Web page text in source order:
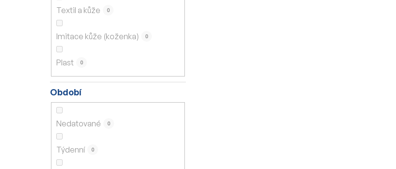
Textil a kůže 0
Imitace kůže (koženka) 0
Plast 0
Období
Nedatované 0
Týdenní 0